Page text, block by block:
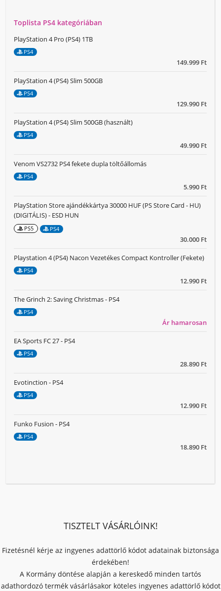
Toplista PS4 kategóriában
149.999 Ft
PlayStation 4 Pro (PS4) 1TB
PS4
129.990 Ft
PlayStation 4 (PS4) Slim 500GB
PS4
49.990 Ft
PlayStation 4 (PS4) Slim 500GB (használt)
PS4
5.990 Ft
Venom VS2732 PS4 fekete dupla töltőállomás
PS4
30.000 Ft
PlayStation Store ajándékkártya 30000 HUF (PS Store Card - HU)
(DIGITÁLIS) - ESD HUN
PS5 PS4
12.990 Ft
Playstation 4 (PS4) Nacon Vezetékes Compact Kontroller (Fekete)
PS4
Ár hamarosan
The Grinch 2: Saving Christmas - PS4
PS4
28.890 Ft
EA Sports FC 27 - PS4
PS4
12.990 Ft
Evotinction - PS4
PS4
18.890 Ft
Funko Fusion - PS4
PS4
TISZTELT VÁSÁRLÓINK!
Fizetésnél kérje az ingyenes adattörlő kódot adatainak biztonsága
érdekében!
A Kormány döntése alapján a kereskedő minden tartós
adathordozó termék vásárlásakor köteles ingyenes adattörlő kódot